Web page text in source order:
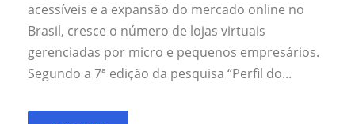
acessíveis e a expansão do mercado online no
Brasil, cresce o número de lojas virtuais
gerenciadas por micro e pequenos empresários.
Segundo a 7ª edição da pesquisa “Perfil do...